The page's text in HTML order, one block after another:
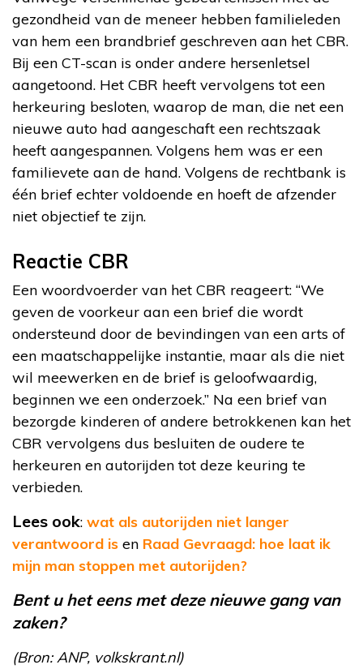
gezondheid van de meneer hebben familieleden
van hem een brandbrief geschreven aan het CBR.
Bij een CT-scan is onder andere hersenletsel
aangetoond. Het CBR heeft vervolgens tot een
herkeuring besloten, waarop de man, die net een
nieuwe auto had aangeschaft een rechtszaak
heeft aangespannen. Volgens hem was er een
familievete aan de hand. Volgens de rechtbank is
één brief echter voldoende en hoeft de afzender
niet objectief te zijn.
Reactie CBR
Een woordvoerder van het CBR reageert: “We
geven de voorkeur aan een brief die wordt
ondersteund door de bevindingen van een arts of
een maatschappelijke instantie, maar als die niet
wil meewerken en de brief is geloofwaardig,
beginnen we een onderzoek.” Na een brief van
bezorgde kinderen of andere betrokkenen kan het
CBR vervolgens dus besluiten de oudere te
herkeuren en autorijden tot deze keuring te
verbieden.
Lees ook: wat als autorijden niet langer
verantwoord is en Raad Gevraagd: hoe laat ik
mijn man stoppen met autorijden?
Bent u het eens met deze nieuwe gang van
zaken?
(Bron: ANP, volkskrant.nl)